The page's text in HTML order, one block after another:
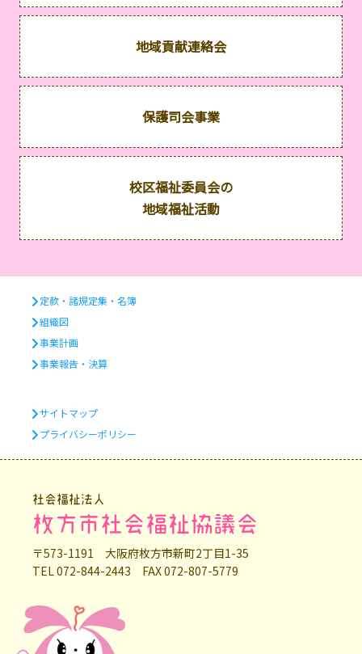
地域貢献連絡会
保護司会事業
校区福祉委員会の
地域福祉活動
定款・諸規定集・名簿
組織図
事業計画
事業報告・決算
サイトマップ
プライバシーポリシー
社会福祉法人
枚方市社会福祉協議会
〒573-1191 大阪府枚方市新町2丁目1-35
TEL 072-844-2443 FAX 072-807-5779